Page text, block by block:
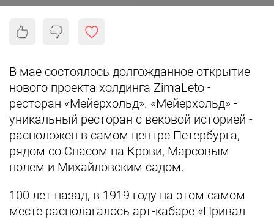
В мае состоялось долгожданное открытие
нового проекта холдинга ZimaLeto -
ресторан «Мейерхольд». «Мейерхольд» -
уникальный ресторан с вековой историей -
расположен в самом центре Петербурга,
рядом со Спасом на Крови, Марсовым
полем и Михайловским садом.
100 лет назад, в 1919 году на этом самом
месте располагалось арт-кабаре «Привал